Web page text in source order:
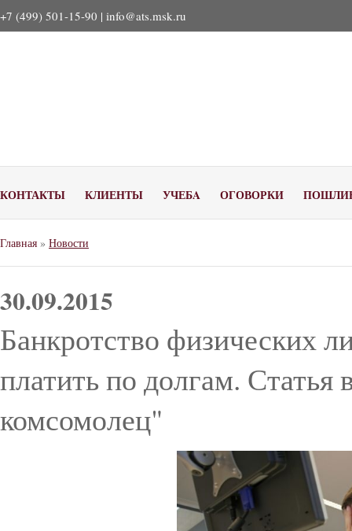
+7 (499) 501-15-90 | info@ats.msk.ru
КОНТАКТЫ КЛИЕНТЫ УЧЕБA ОГОВОРКИ
Главная » Новости
30.09.2015
Банкротство физических
платить по долгам. Статья
комсомолец"